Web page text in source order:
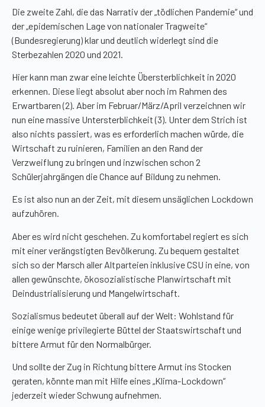
Die zweite Zahl, die das Narrativ der „tödlichen Pandemie“ und
der „epidemischen Lage von nationaler Tragweite“
(Bundesregierung) klar und deutlich widerlegt sind die
Sterbezahlen 2020 und 2021.
Hier kann man zwar eine leichte Übersterblichkeit in 2020
erkennen. Diese liegt absolut aber noch im Rahmen des
Erwartbaren (2). Aber im Februar/März/April verzeichnen wir
nun eine massive Untersterblichkeit (3). Unter dem Strich ist
also nichts passiert, was es erforderlich machen würde, die
Wirtschaft zu ruinieren, Familien an den Rand der
Verzweiflung zu bringen und inzwischen schon 2
Schülerjahrgängen die Chance auf Bildung zu nehmen.
Es ist also nun an der Zeit, mit diesem unsäglichen Lockdown
aufzuhören.
Aber es wird nicht geschehen. Zu komfortabel regiert es sich
mit einer verängstigten Bevölkerung. Zu bequem gestaltet
sich so der Marsch aller Altparteien inklusive CSU in eine, von
allen gewünschte, ökosozialistische Planwirtschaft mit
Deindustrialisierung und Mangelwirtschaft.
Sozialismus bedeutet überall auf der Welt: Wohlstand für
einige wenige privilegierte Büttel der Staatswirtschaft und
bittere Armut für den Normalbürger.
Und sollte der Zug in Richtung bittere Armut ins Stocken
geraten, könnte man mit Hilfe eines „Klima-Lockdown“
jederzeit wieder Schwung aufnehmen.